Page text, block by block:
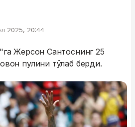
2025, 20:44
Жерсон Сантоснинг 25
пулини тўлаб берди.